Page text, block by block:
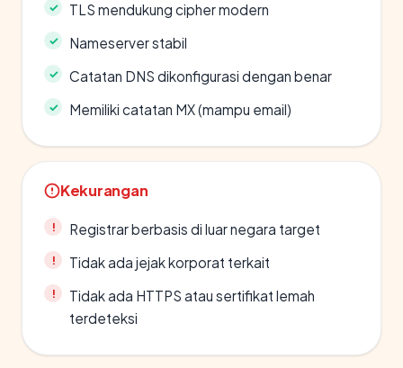
TLS mendukung cipher modern
Nameserver stabil
Catatan DNS dikonfigurasi dengan benar
Memiliki catatan MX (mampu email)
Kekurangan
Registrar berbasis di luar negara target
Tidak ada jejak korporat terkait
Tidak ada HTTPS atau sertifikat lemah
terdeteksi